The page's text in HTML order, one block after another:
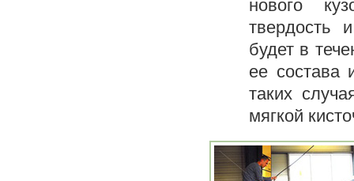
нового
твердость
будет в
ее состава
таких
мягкой